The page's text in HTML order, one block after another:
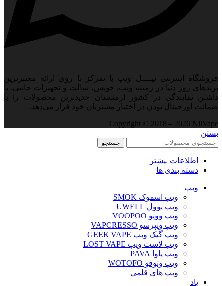
اینترنتی نیــــل ویپ با تمرکز با روی ارائه معتبرترین
روز دنیا در زمینه ویپ، جویس، سالت و تجهیزات جانبی. با
نمایندگی در کشور ارمنستان جدید‌ترین محصولات را با
اورجینال بودن در اختیار مشتریان خود قرار می‌دهد.
Copyright © 2018 – 2026
اطلاعات بیشتر
دسته بندی ها
ویپ‌
ویپ اسموک SMOK
ویپ یوول UWELL
ویپ ووپو VOOPOO
ویپ ویپرسو VAPORESSO
ویپ گیک ویپ GEEK VAPE
ویپ لاست ویپ LOST VAPE
ویپ پاوا PAVA
ویپ وتوفو WOTOFO
ویپ های قلمی